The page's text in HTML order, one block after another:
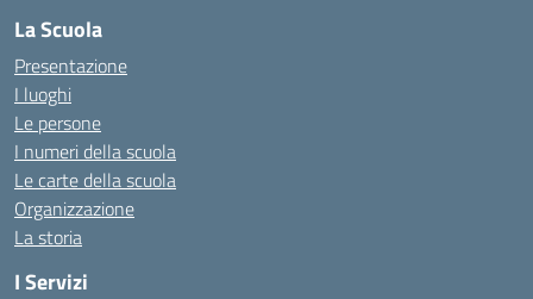
La Scuola
Presentazione
I luoghi
Le persone
I numeri della scuola
Le carte della scuola
Organizzazione
La storia
I Servizi